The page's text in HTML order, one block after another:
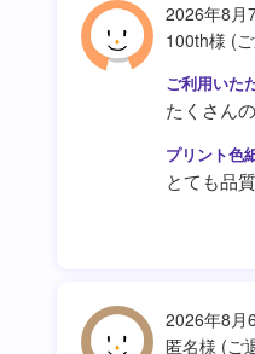
2026年8月
100th様 (
たくさん
とても品
2026年8月
匿名様 (ご